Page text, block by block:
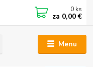
Menu
0 ks
za 0,00 €